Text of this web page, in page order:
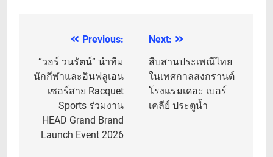
แนะแนว
เรื่อง
Previous:
“วอร์ วนรัตน์” นำทีม
นักกีฬาและอินฟลูเอน
เซอร์สาย Racquet
Sports ร่วมงาน
HEAD Grand Brand
Launch Event 2026
Next:
สืบสานประเพณีไทย
ในเทศกาลสงกรานต์
โรงแรมเดอะ เบอร์
เคลีย์ ประตูน้ำ